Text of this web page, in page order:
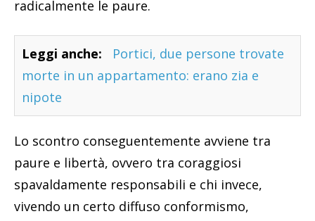
radicalmente le paure.
Leggi anche:
Portici, due persone trovate
morte in un appartamento: erano zia e
nipote
Lo scontro conseguentemente avviene tra
paure e libertà, ovvero tra coraggiosi
spavaldamente responsabili e chi invece,
vivendo un certo diffuso conformismo,